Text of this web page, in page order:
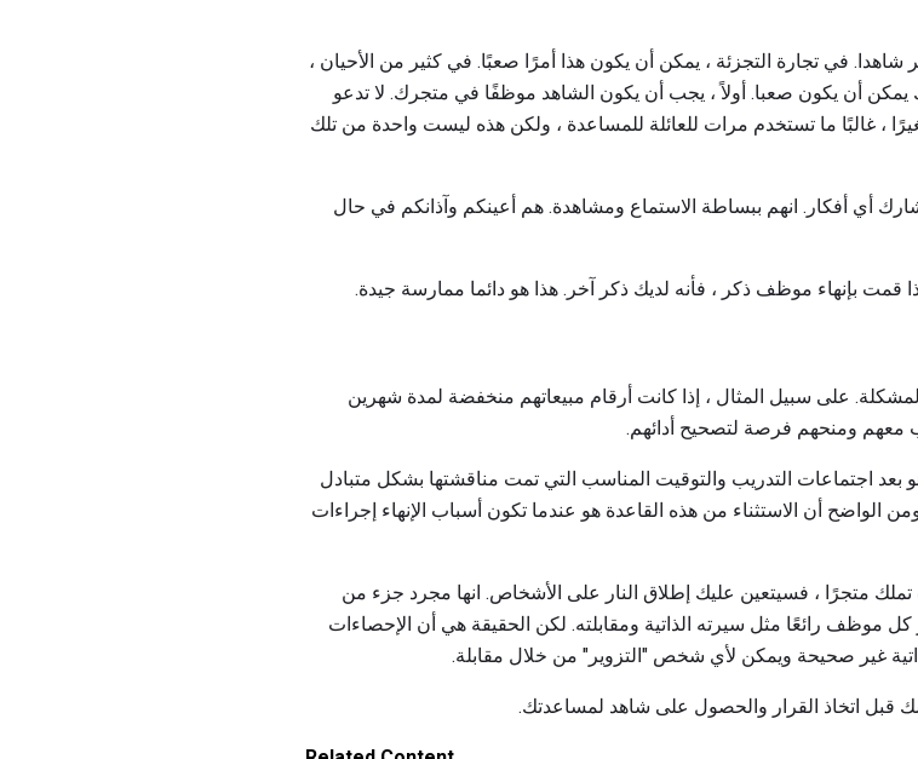
شاهدا. في تجارة التجزئة ، يمكن أن يكون هذا أمرًا صعبًا. في كثير من الأحيان ،
يمكن أن يكون صعبا. أولاً ، يجب أن يكون الشاهد موظفًا في متجرك. لا تدعو
، غالبًا ما تستخدم مرات للعائلة للمساعدة ، ولكن هذه ليست واحدة من تلك
أي أفكار. انهم ببساطة الاستماع ومشاهدة. هم أعينكم وآذانكم في حال
قمت بإنهاء موظف ذكر ، فأنه لديك ذكر آخر. هذا هو دائما ممارسة جيدة.
على سبيل المثال ، إذا كانت أرقام مبيعاتهم منخفضة لمدة شهرين
معهم ومنحهم فرصة لتصحيح أدائهم.
بعد اجتماعات التدريب والتوقيت المناسب التي تمت مناقشتها بشكل متبادل
أن الاستثناء من هذه القاعدة هو عندما تكون أسباب الإنهاء إجراءات
متجرًا ، فسيتعين عليك إطلاق النار على الأشخاص. انها مجرد جزء من
موظف رائعًا مثل سيرته الذاتية ومقابلته. لكن الحقيقة هي أن الإحصاءات
قبل اتخاذ القرار والحصول على شاهد لمساعدتك.